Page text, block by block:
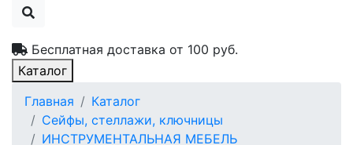
Бесплатная доставка от 100 руб.
Каталог
Главная
Каталог
Сейфы, стеллажи, ключницы
ИНСТРУМЕНТАЛЬНАЯ МЕБЕЛЬ